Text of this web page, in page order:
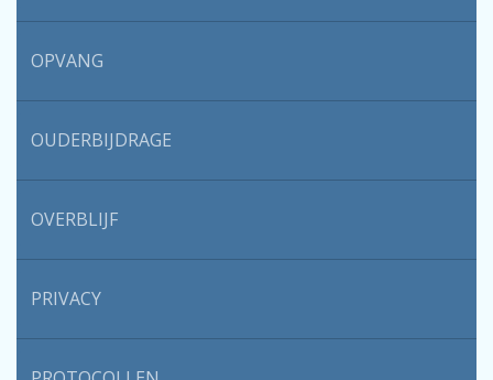
OPVANG
OUDERBIJDRAGE
OVERBLIJF
PRIVACY